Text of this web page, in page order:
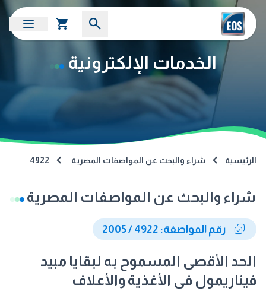
الخدمات الإلكترونية
الرئيسية شراء والبحث عن المواصفات المصرية 4922
شراء والبحث عن المواصفات المصرية
رقم المواصفة: 4922 / 2005
الحد الأقصى المسموح به لبقايا مبيد
فيناريمول فى الأغذية والأعلاف